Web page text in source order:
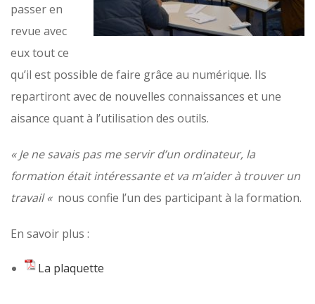
passer en
revue avec
eux tout ce
qu’il est possible de faire grâce au numérique. Ils
repartiront avec de nouvelles connaissances et une
aisance quant à l’utilisation des outils.
« Je ne savais pas me servir d’un ordinateur, la
formation était intéressante et va m’aider à trouver un
travail « nous confie l’un des participant à la formation.
En savoir plus :
La plaquette